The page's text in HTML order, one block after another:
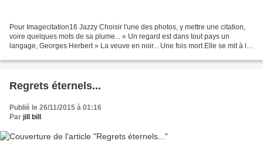
Pour Imagecitation16 Jazzy Choisir l'une des photos, y mettre une citation,
voire quelques mots de sa plume... « Un regard est dans tout pays un
langage, Georges Herbert » La veuve en noir... Une fois mort Elle se mit à le
Regrets éternels...
Publié le 26/11/2015 à 01:16
Par jill bill